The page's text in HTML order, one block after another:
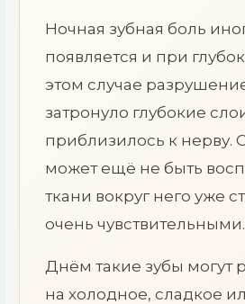
Ночная зубная боль
появляется и при
этом случае
затронуло глубокие
приблизилось к нерву.
может ещё не быть
ткани вокруг него уже
очень чувствительными.
Днём такие зубы могут
на холодное, сладкое